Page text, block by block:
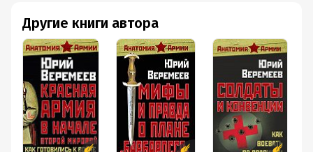
Другие книги автора